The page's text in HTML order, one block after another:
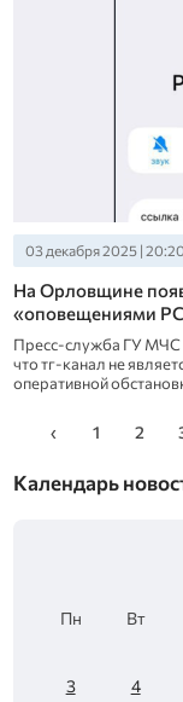
03 декабря 2025 | 20:20
На Орловщине
«оповещениями
Пресс-служба ГУ МЧС
что тг-канал не
оперативной
‹ 1 2
Календарь
Пн Вт
3
4